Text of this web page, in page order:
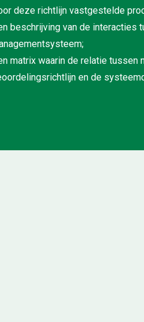
deze richtlijn vastgestelde
beschrijving van de interacties
matrix waarin de relatie tussen
en de